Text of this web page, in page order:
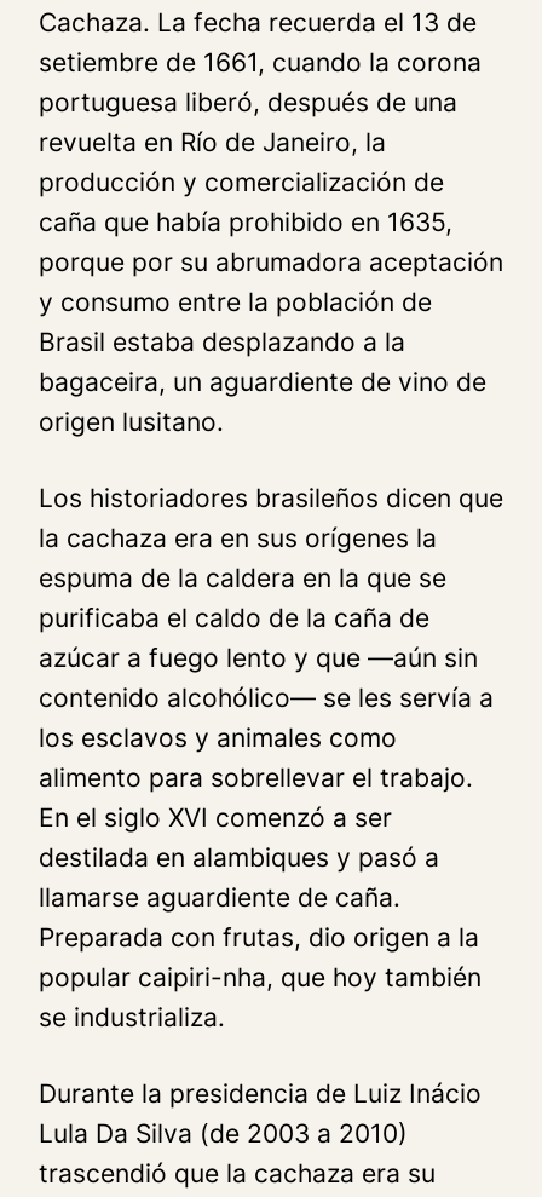
Cachaza. La fecha recuerda el 13 de
setiembre de 1661, cuando la corona
portuguesa liberó, después de una
revuelta en Río de Janeiro, la
producción y comercialización de
caña que había prohibido en 1635,
porque por su abrumadora aceptación
y consumo entre la población de
Brasil estaba desplazando a la
bagaceira, un aguardiente de vino de
origen lusitano.
Los historiadores brasileños dicen que
la cachaza era en sus orígenes la
espuma de la caldera en la que se
purificaba el caldo de la caña de
azúcar a fuego lento y que —aún sin
contenido alcohólico— se les servía a
los esclavos y animales como
alimento para sobrellevar el trabajo.
En el siglo XVI comenzó a ser
destilada en alambiques y pasó a
llamarse aguardiente de caña.
Preparada con frutas, dio origen a la
popular caipiri-nha, que hoy también
se industrializa.
Durante la presidencia de Luiz Inácio
Lula Da Silva (de 2003 a 2010)
trascendió que la cachaza era su